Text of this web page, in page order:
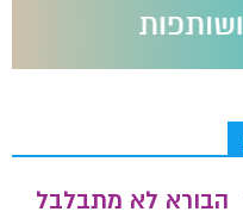
הבורא לא מתבלבל